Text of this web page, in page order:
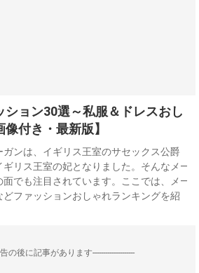
ション30選～私服＆ドレスおし
付き・最新版】
ンは、イギリス王室のサセックス公爵
リス王室の妃となりました。そんなメ―
面でも注目されています。ここでは、メ―
ファッションおしゃれランキングを紹
告の後に記事があります--------------------